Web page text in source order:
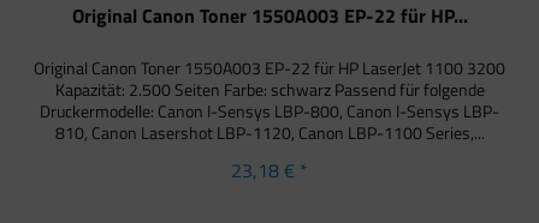
Original Canon Toner 1550A003 EP-22 für HP...
Original Canon Toner 1550A003 EP-22 für HP LaserJet 1100 3200
Kapazität: 2.500 Seiten Farbe: schwarz Passend für folgende
Druckermodelle: Canon I-Sensys LBP-800, Canon I-Sensys LBP-
810, Canon Lasershot LBP-1120, Canon LBP-1100 Series,...
23,18 € *